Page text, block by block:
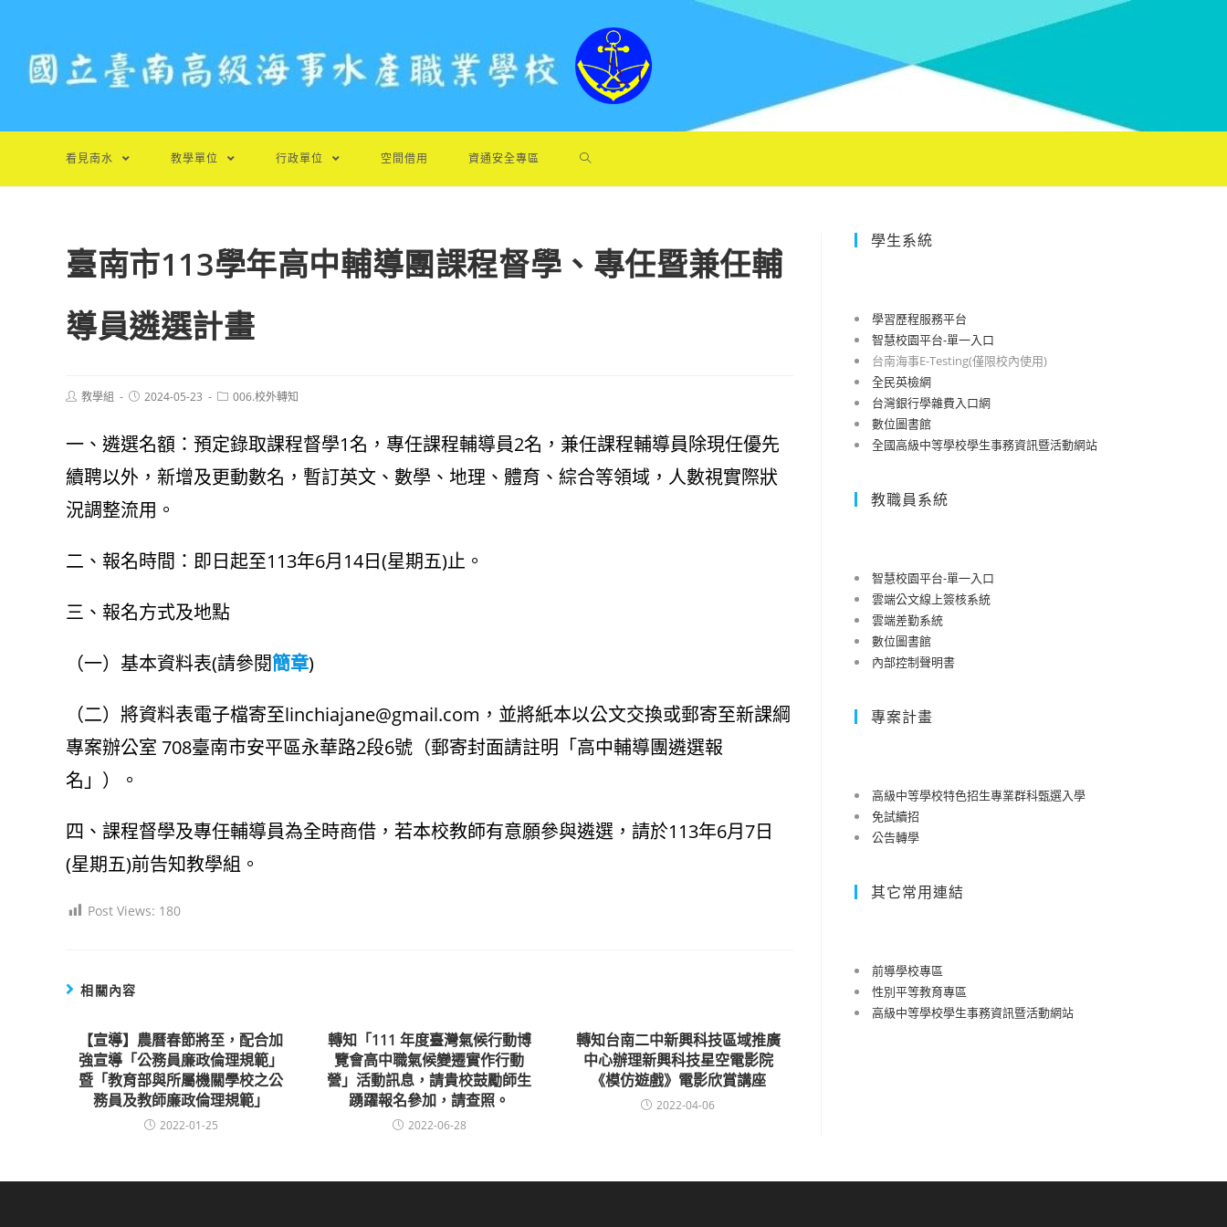
看見南水 教學單位 行政單位 空間借用 資通安全專區
臺南市113學年高中輔導團課程督學、專任暨兼任輔
導員遴選計畫
Post教學組
Post2024-05-23
Post006.校外轉知
一、遴選名額：預定錄取課程督學1名，專任課程輔導員2名，兼任課程輔導員除現任優先
續聘以外，新增及更動數名，暫訂英文、數學、地理、體育、綜合等領域，人數視實際狀
況調整流用。
二、報名時間：即日起至113年6月14日(星期五)止。
三、報名方式及地點
（一）基本資料表(請參閱簡章)
（二）將資料表電子檔寄至linchiajane@gmail.com，並將紙本以公文交換或郵寄至新課綱
專案辦公室 708臺南市安平區永華路2段6號（郵寄封面請註明「高中輔導團遴選報
名」）。
四、課程督學及專任輔導員為全時商借，若本校教師有意願參與遴選，請於113年6月7日
(星期五)前告知教學組。
Post Views: 180
相關內容
【宣導】農曆春節將至，配合加
強宣導「公務員廉政倫理規範」
暨「教育部與所屬機關學校之公
務員及教師廉政倫理規範」
2022-01-25
轉知「111 年度臺灣氣候行動博
覽會高中職氣候變遷實作行動
營」活動訊息，請貴校鼓勵師生
踴躍報名參加，請查照。
2022-06-28
轉知台南二中新興科技區域推廣
中心辦理新興科技星空電影院
《模仿遊戲》電影欣賞講座
2022-04-06
學生系統
學習歷程服務平台
智慧校園平台-單一入口
台南海事E-Testing(僅限校內使用)
全民英檢網
台灣銀行學雜費入口網
數位圖書館
全國高級中等學校學生事務資訊暨活動網站
教職員系統
智慧校園平台-單一入口
雲端公文線上簽核系統
雲端差勤系統
數位圖書館
內部控制聲明書
專案計畫
高級中等學校特色招生專業群科甄選入學
免試續招
公告轉學
其它常用連結
前導學校專區
性別平等教育專區
高級中等學校學生事務資訊暨活動網站